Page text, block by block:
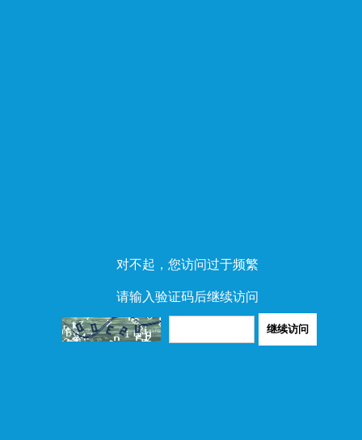
对不起，您访问过于频繁
请输入验证码后继续访问
继续访问